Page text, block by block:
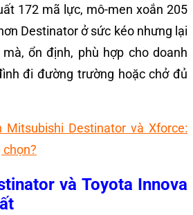
172 mã lực, mô-men xoắn 205
Destinator ở sức kéo nhưng lại
ổn định, phù hợp cho doanh
đi đường trường hoặc chở đủ
Mitsubishi Destinator và Xforce:
chọn?
và Toyota Innova